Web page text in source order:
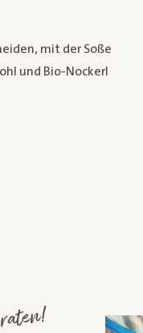
mit der Soße
und Bio-Nockerl